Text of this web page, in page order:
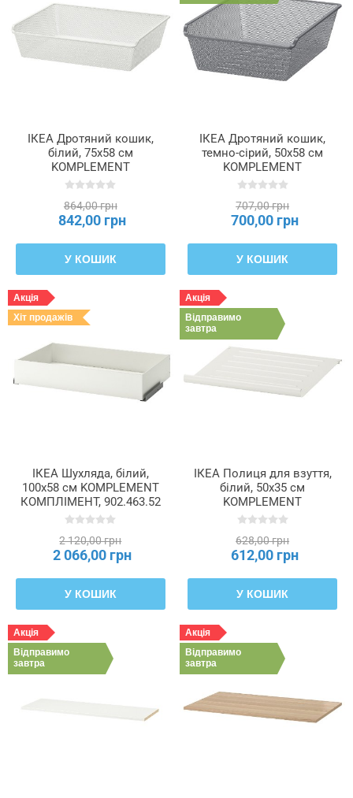
ІКЕА Дротяний кошик,
білий, 75x58 см
KOMPLEMENT
КОМПЛІМЕНТ, 202.573.15
864,00 грн
842,00 грн
У КОШИК
ІКЕА Дротяний кошик,
темно-сірий, 50x58 см
KOMPLEMENT
КОМПЛІМЕНТ, 602.573.04
707,00 грн
700,00 грн
У КОШИК
Акція
Хіт продажів
ІКЕА Шухляда, білий,
100x58 см KOMPLEMENT
КОМПЛІМЕНТ, 902.463.52
2 120,00 грн
2 066,00 грн
У КОШИК
Акція
Відправимо
завтра
ІКЕА Полиця для взуття,
білий, 50x35 см
KOMPLEMENT
КОМПЛІМЕНТ, 602.572.57
628,00 грн
612,00 грн
У КОШИК
Акція
Відправимо
завтра
Акція
Відправимо
завтра